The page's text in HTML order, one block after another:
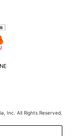
Inc. All Rights Reserved.